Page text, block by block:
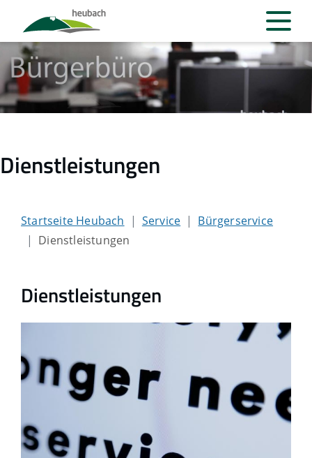
Dienstleistungen
Startseite Heubach Service
Bürgerservice
Dienstleistungen
Dienstleistungen